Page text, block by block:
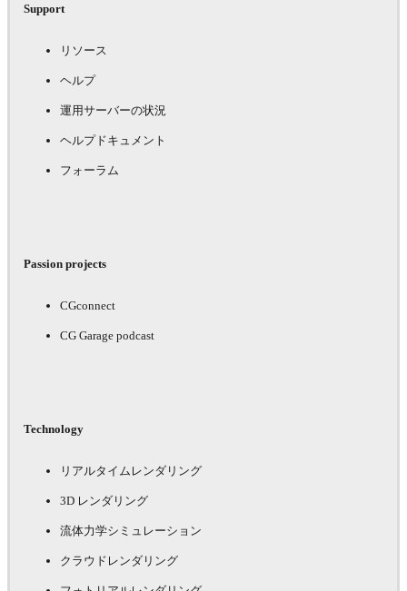
Support
リソース
ヘルプ
運用サーバーの状況
ヘルプドキュメント
フォーラム
Passion projects
CGconnect
CG Garage podcast
Technology
リアルタイムレンダリング
3D レンダリング
流体力学シミュレーション
クラウドレンダリング